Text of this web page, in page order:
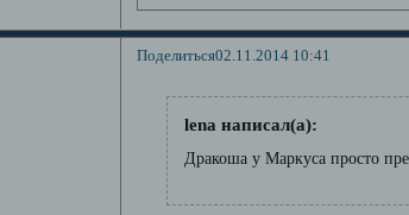
Поделиться02.11.2014 10:41
lena написал(а):
Дракоша у Маркуса просто